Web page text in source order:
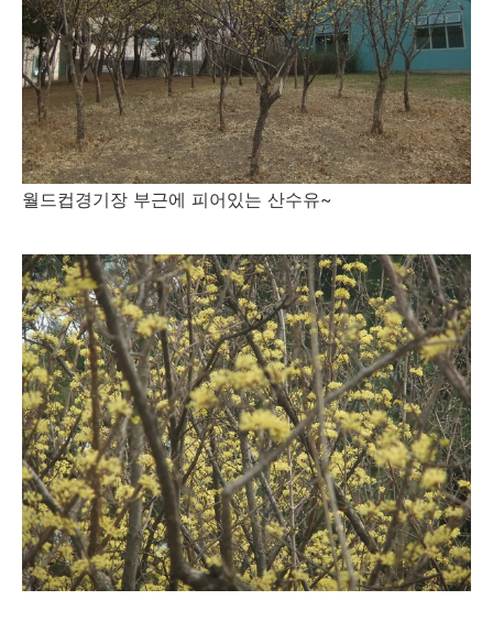
월드컵경기장 부근에 피어있는 산수유~